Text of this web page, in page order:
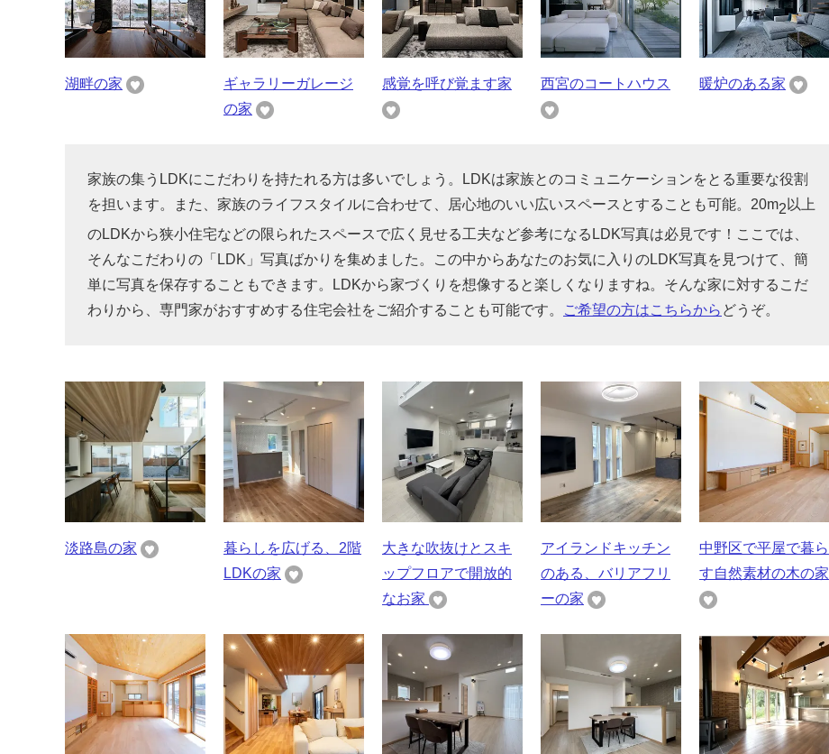
湖畔の家
ギャラリーガレージ
の家
感覚を呼び覚ます家 西宮のコートハウス 暖炉のある家
家族の集うLDKにこだわりを持たれる方は多いでしょう。LDKは家族とのコミュニケーションをとる重要な役割
を担います。また、家族のライフスタイルに合わせて、居心地のいい広いスペースとすることも可能。20m2 以上
のLDKから狭小住宅などの限られたスペースで広く見せる工夫など参考になるLDK写真は必見です！ここでは、
そんなこだわりの「LDK」写真ばかりを集めました。この中からあなたのお気に入りのLDK写真を見つけて、簡
単に写真を保存することもできます。LDKから家づくりを想像すると楽しくなりますね。そんな家に対するこだ
わりから、専門家がおすすめする住宅会社をご紹介することも可能です。
ご希望の方はこちらから どうぞ。
淡路島の家
暮らしを広げる、2階
LDKの家
大きな吹抜けとスキ
ップフロアで開放的
なお家
アイランドキッチン
のある、バリアフリ
ーの家
中野区で平屋で暮ら
す自然素材の木の家